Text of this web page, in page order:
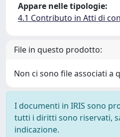
Appare nelle tipologie:
4.1 Contributo in Atti di
File in questo prodotto:
Non ci sono file associati a
I documenti in IRIS sono
tutti i diritti sono riservati,
indicazione.